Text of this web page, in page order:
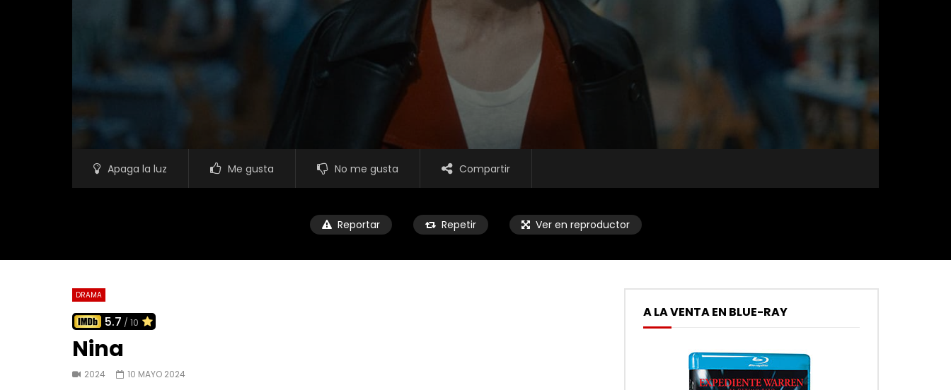
Apaga la luz Me gusta No me gusta Compartir
Reportar Repetir Ver en reproductor
DRAMA
5.7 / 10
Nina
2024 10 MAYO 2024
A LA VENTA EN BLUE-RAY